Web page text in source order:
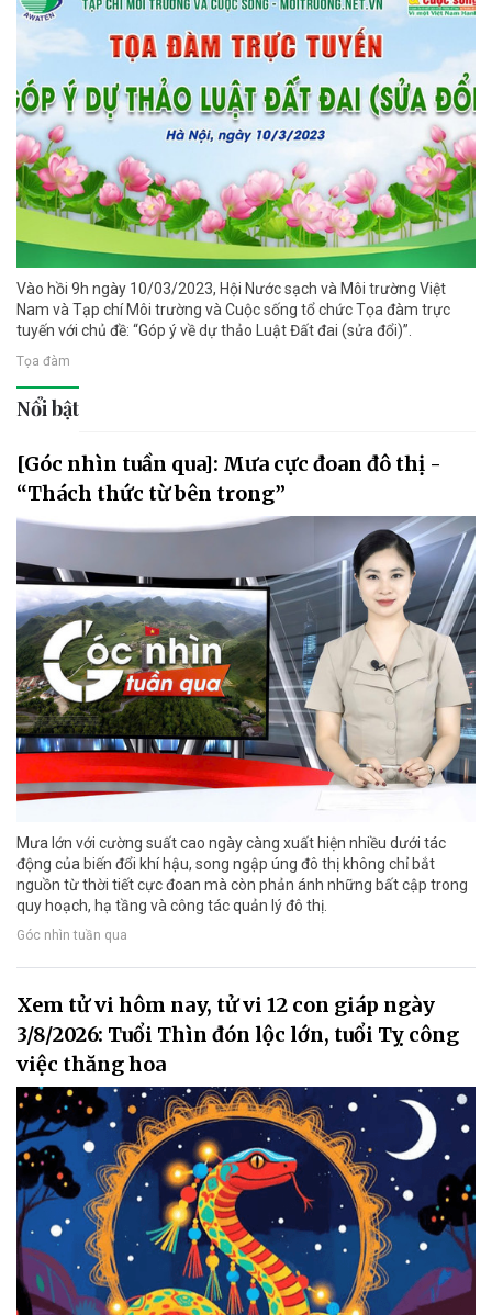
Vào hồi 9h ngày 10/03/2023, Hội Nước sạch và Môi trường Việt
Nam và Tạp chí Môi trường và Cuộc sống tổ chức Tọa đàm trực
tuyến với chủ đề: “Góp ý về dự thảo Luật Đất đai (sửa đổi)”.
Tọa đàm
Nổi bật
[Góc nhìn tuần qua]: Mưa cực đoan đô thị -
“Thách thức từ bên trong”
Mưa lớn với cường suất cao ngày càng xuất hiện nhiều dưới tác
động của biến đổi khí hậu, song ngập úng đô thị không chỉ bắt
nguồn từ thời tiết cực đoan mà còn phản ánh những bất cập trong
quy hoạch, hạ tầng và công tác quản lý đô thị.
Góc nhìn tuần qua
Xem tử vi hôm nay, tử vi 12 con giáp ngày
3/8/2026: Tuổi Thìn đón lộc lớn, tuổi Tỵ công
việc thăng hoa